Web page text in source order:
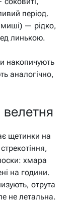
період.
миші) — рідко,
линькою.
накопичують
аналогічно,
велетня
щетинки на
хмара
на години.
отрута
не летальна.